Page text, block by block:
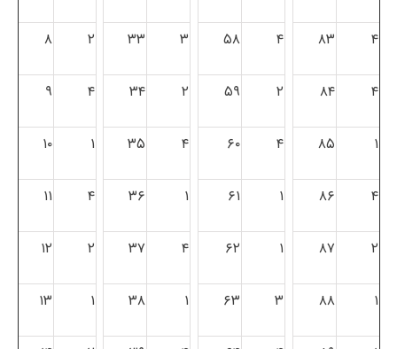
۴ ۸۳ ۴ ۵۸ ۳ ۳۳ ۲ ۸
۴ ۸۴ ۲ ۵۹ ۲ ۳۴ ۴ ۹
۱ ۸۵ ۴ ۶۰ ۴ ۳۵ ۱ ۱۰
۴ ۸۶ ۱ ۶۱ ۱ ۳۶ ۴ ۱۱
۲ ۸۷ ۱ ۶۲ ۴ ۳۷ ۲ ۱۲
۱ ۸۸ ۳ ۶۳ ۱ ۳۸ ۱ ۱۳